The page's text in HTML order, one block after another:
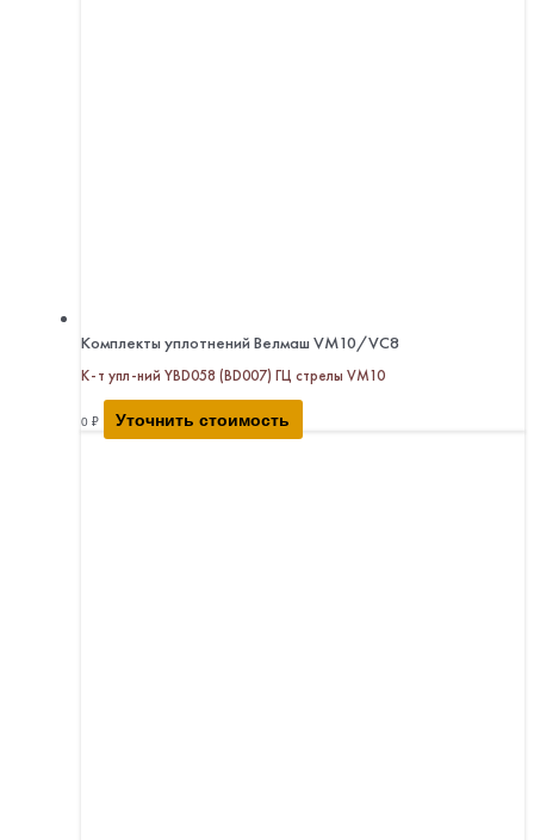
Комплекты уплотнений Велмаш VM10/VC8
К-т упл-ний YBD058 (BD007) ГЦ стрелы VM10
0 ₽ Уточнить стоимость